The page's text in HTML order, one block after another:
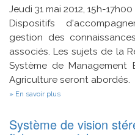
Jeudi 31 mai 2012, 15h-
Dispositifs
gestion des
associés. Les sujets de la
Système de Management
Agriculture seront abordés.
En savoir plus
travaux
de
Système de vision